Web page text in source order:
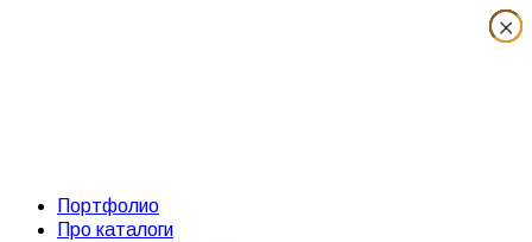
Портфолио
Про каталоги
×
×
×
×
×
×
×
×